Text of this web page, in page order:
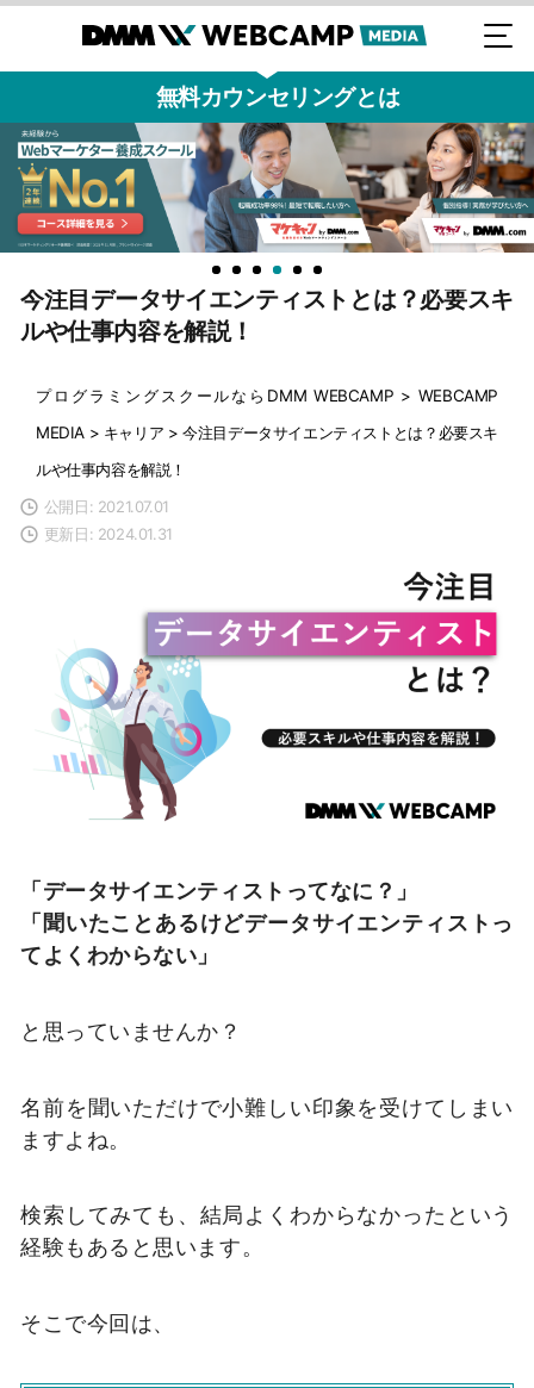
無料カウンセリングとは
今注目データサイエンティストとは？必要スキ
ルや仕事内容を解説！
プログラミングスクールならDMM WEBCAMP > WEBCAMP
MEDIA > キャリア >今注目データサイエンティストとは？必要スキ
ルや仕事内容を解説！
公開日: 2021.07.01
更新日: 2024.01.31
「データサイエンティストってなに？」
「聞いたことあるけどデータサイエンティストっ
てよくわからない」
と思っていませんか？
名前を聞いただけで小難しい印象を受けてしまい
ますよね。
検索してみても、結局よくわからなかったという
経験もあると思います。
そこで今回は、